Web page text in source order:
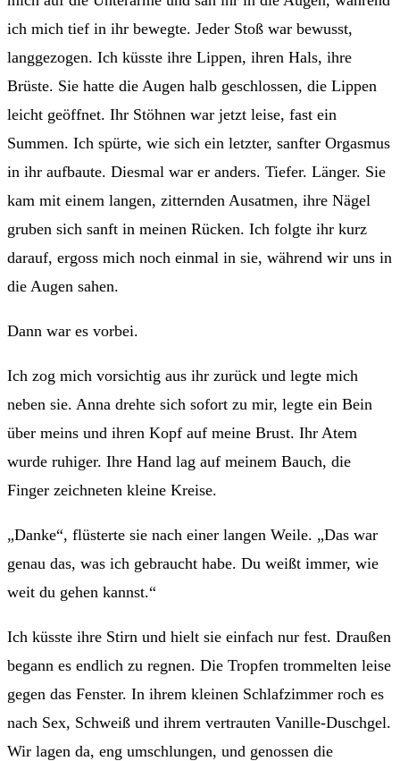
ich mich tief in ihr bewegte. Jeder Stoß war bewusst,
langgezogen. Ich küsste ihre Lippen, ihren Hals, ihre
Brüste. Sie hatte die Augen halb geschlossen, die Lippen
leicht geöffnet. Ihr Stöhnen war jetzt leise, fast ein
Summen. Ich spürte, wie sich ein letzter, sanfter Orgasmus
in ihr aufbaute. Diesmal war er anders. Tiefer. Länger. Sie
kam mit einem langen, zitternden Ausatmen, ihre Nägel
gruben sich sanft in meinen Rücken. Ich folgte ihr kurz
darauf, ergoss mich noch einmal in sie, während wir uns in
die Augen sahen.
Dann war es vorbei.
Ich zog mich vorsichtig aus ihr zurück und legte mich
neben sie. Anna drehte sich sofort zu mir, legte ein Bein
über meins und ihren Kopf auf meine Brust. Ihr Atem
wurde ruhiger. Ihre Hand lag auf meinem Bauch, die
Finger zeichneten kleine Kreise.
„Danke“, flüsterte sie nach einer langen Weile. „Das war
genau das, was ich gebraucht habe. Du weißt immer, wie
weit du gehen kannst.“
Ich küsste ihre Stirn und hielt sie einfach nur fest. Draußen
begann es endlich zu regnen. Die Tropfen trommelten leise
gegen das Fenster. In ihrem kleinen Schlafzimmer roch es
nach Sex, Schweiß und ihrem vertrauten Vanille-Duschgel.
Wir lagen da, eng umschlungen, und genossen die